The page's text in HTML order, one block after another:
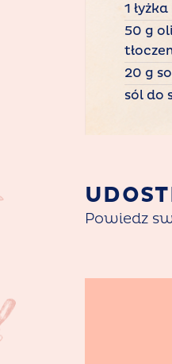
1
50 g
20 g
sól do
Powiedz